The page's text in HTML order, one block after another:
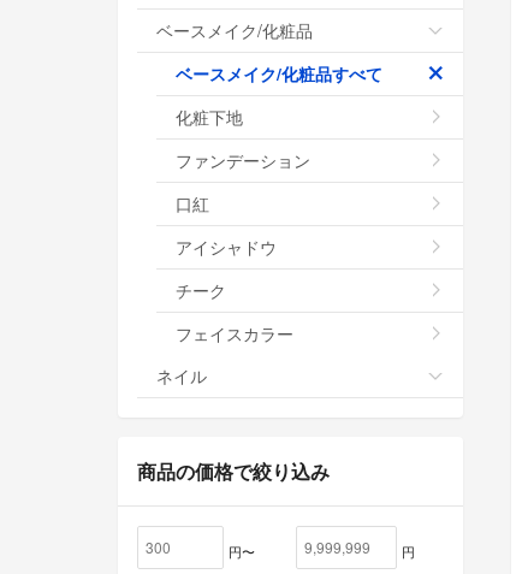
ベースメイク/化粧品
ベースメイク/化粧品すべて
化粧下地
ファンデーション
口紅
アイシャドウ
チーク
フェイスカラー
ネイル
商品の価格で絞り込み
円〜 円